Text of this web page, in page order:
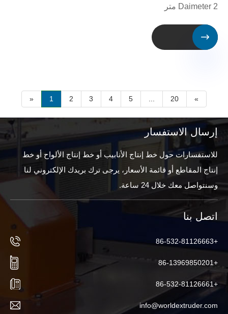
Daimeter 2 متر

20
إرسال الاستفسار
للاستفسارات حول خط إنتاج الأنابيب أو خط إنتاج الألواح أو خط
إنتاج المقاطع أو قائمة الأسعار، يرجى ترك بريدك الإلكتروني لنا
وسنتواصل معك خلال 24 ساعة.
اتصل بنا
+86-532-81126661
info@worldextruder.com